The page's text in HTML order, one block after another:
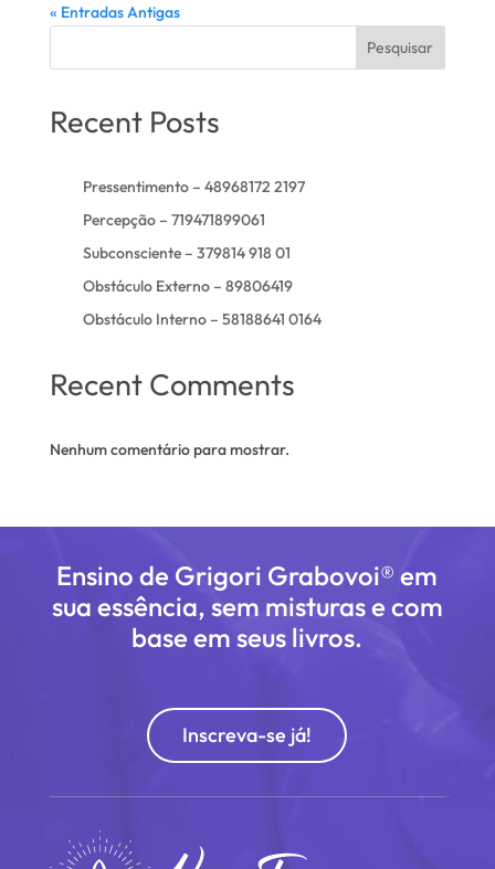
« Entradas Antigas
Pesquisar
Recent Posts
Pressentimento – 48968172 2197
Percepção – 719471899061
Subconsciente – 379814 918 01
Obstáculo Externo – 89806419
Obstáculo Interno – 58188641 0164
Recent Comments
Nenhum comentário para mostrar.
Ensino de Grigori Grabovoi® em
sua essência, sem misturas e com
base em seus livros.
Inscreva-se já!